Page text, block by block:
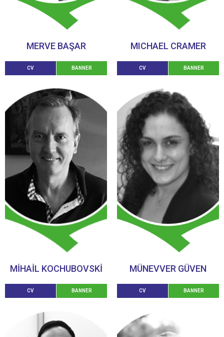
MERVE BAŞAR
CV BANNER
MICHAEL CRAMER
CV BANNER
MİHAİL KOCHUBOVSKİ
CV BANNER
MÜNEVVER GÜVEN
CV BANNER